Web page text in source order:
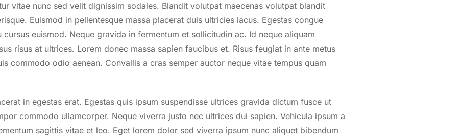
vitae nunc sed velit dignissim sodales. Blandit volutpat maecenas volutpat blandit
Euismod in pellentesque massa placerat duis ultricies lacus. Egestas congue
cursus euismod. Neque gravida in fermentum et sollicitudin ac. Id neque aliquam
risus at ultrices. Lorem donec massa sapien faucibus et. Risus feugiat in ante metus
commodo odio aenean. Convallis a cras semper auctor neque vitae tempus quam
in egestas erat. Egestas quis ipsum suspendisse ultrices gravida dictum fusce ut
commodo ullamcorper. Neque viverra justo nec ultrices dui sapien. Vehicula ipsum a
sagittis vitae et leo. Eget lorem dolor sed viverra ipsum nunc aliquet bibendum